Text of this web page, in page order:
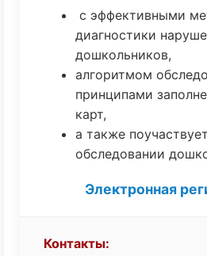
с эффективными
диагностики
дошкольников,
алгоритмом
принципами
карт,
а также
обследовании
Электронная
Контакты: